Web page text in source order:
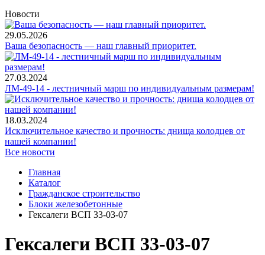
Новости
29.05.2026
Ваша безопасность — наш главный приоритет.
27.03.2024
ЛМ-49-14 - лестничный марш по индивидуальным размерам!
18.03.2024
Исключительное качество и прочность: днища колодцев от
нашей компании!
Все новости
Главная
Каталог
Гражданское строительство
Блоки железобетонные
Гексалеги ВСП 33-03-07
Гексалеги ВСП 33-03-07